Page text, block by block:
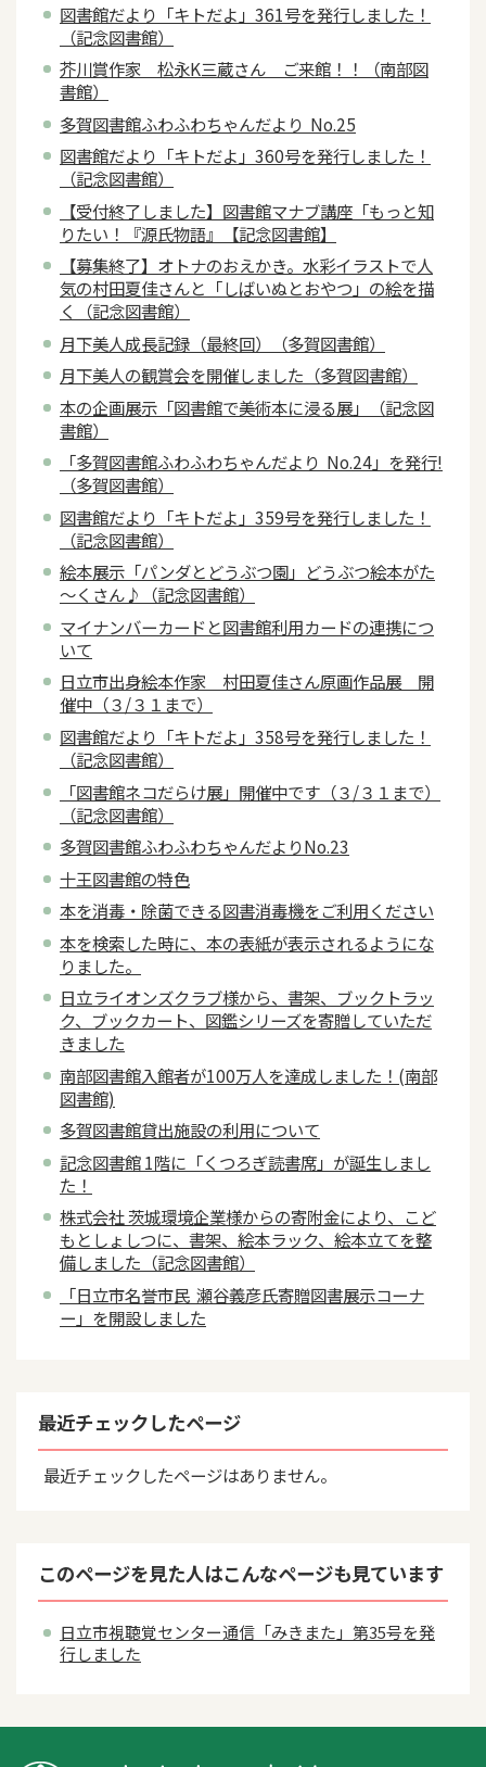
図書館だより「キトだよ」361号を発行しました！
（記念図書館）
芥川賞作家 松永K三蔵さん ご来館！！（南部図
書館）
多賀図書館ふわふわちゃんだより No.25
図書館だより「キトだよ」360号を発行しました！
（記念図書館）
【受付終了しました】図書館マナブ講座「もっと知
りたい！『源氏物語』【記念図書館】
【募集終了】オトナのおえかき。水彩イラストで人
気の村田夏佳さんと「しばいぬとおやつ」の絵を描
く（記念図書館）
月下美人成長記録（最終回）（多賀図書館）
月下美人の観賞会を開催しました（多賀図書館）
本の企画展示「図書館で美術本に浸る展」（記念図
書館）
「多賀図書館ふわふわちゃんだより No.24」を発行!
（多賀図書館）
図書館だより「キトだよ」359号を発行しました！
（記念図書館）
絵本展示「パンダとどうぶつ園」どうぶつ絵本がた
～くさん♪（記念図書館）
マイナンバーカードと図書館利用カードの連携につ
いて
日立市出身絵本作家 村田夏佳さん原画作品展 開
催中（３/３１まで）
図書館だより「キトだよ」358号を発行しました！
（記念図書館）
「図書館ネコだらけ展」開催中です（３/３１まで）
（記念図書館）
多賀図書館ふわふわちゃんだよりNo.23
十王図書館の特色
本を消毒・除菌できる図書消毒機をご利用ください
本を検索した時に、本の表紙が表示されるようにな
りました。
日立ライオンズクラブ様から、書架、ブックトラッ
ク、ブックカート、図鑑シリーズを寄贈していただ
きました
南部図書館入館者が100万人を達成しました！(南部
図書館)
多賀図書館貸出施設の利用について
記念図書館 1階に「くつろぎ読書席」が誕生しまし
た！
株式会社 茨城環境企業様からの寄附金により、こど
もとしょしつに、書架、絵本ラック、絵本立てを整
備しました（記念図書館）
「日立市名誉市民 瀬谷義彦氏寄贈図書展示コーナ
ー」を開設しました
最近チェックしたページ
最近チェックしたページはありません。
このページを見た人はこんなページも見ています
日立市視聴覚センター通信「みきまた」第35号を発
行しました